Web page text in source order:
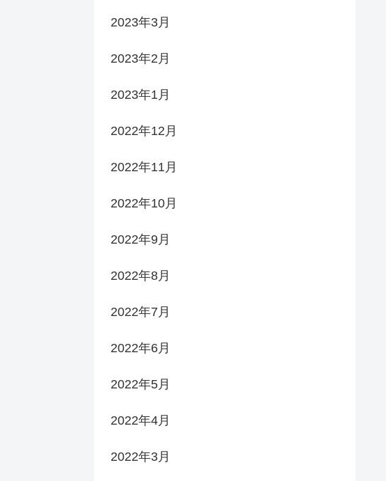
2023年3月
2023年2月
2023年1月
2022年12月
2022年11月
2022年10月
2022年9月
2022年8月
2022年7月
2022年6月
2022年5月
2022年4月
2022年3月